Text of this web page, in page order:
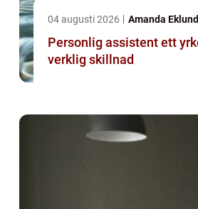
04 augusti 2026 Amanda Eklund
Personlig assistent ett yrke som gör
verklig skillnad